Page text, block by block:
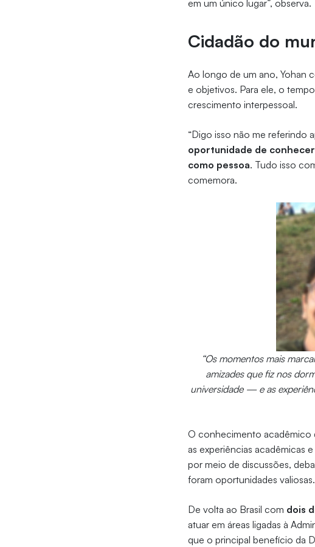
em um único lugar”, observa.
Cidadão do
Ao longo de um ano, Yohan
e objetivos. Para ele, o
crescimento interpessoal.
“Digo isso não me referindo
oportunidade de
como pessoa. Tudo isso
comemora.
“Os momentos mais
amizades que fiz nos
universidade — e as
O conhecimento acadêmico
as experiências acadêmicas
por meio de discussões,
foram oportunidades valiosas.
De volta ao Brasil com dois
atuar em áreas ligadas à
que o principal benefício da